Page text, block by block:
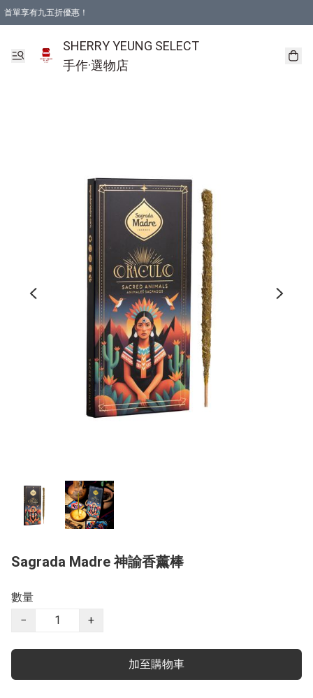
首單享有九五折優惠！
SHERRY YEUNG SELECT
手作·選物店
Sagrada Madre 神諭香薰棒
數量
−
+
加至購物車